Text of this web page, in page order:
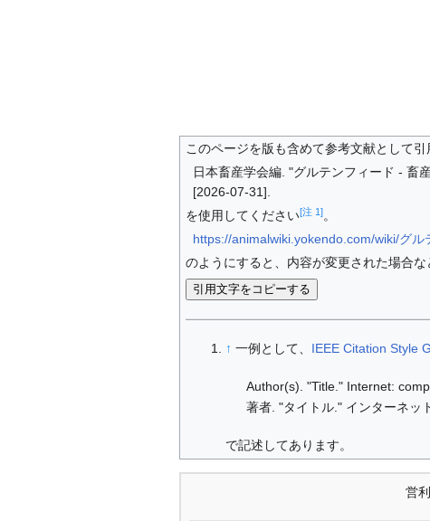
このページを版も含めて参考文献として引
日本畜産学会編. "グルテンフィード - 畜
[2026-07-31].
を使用してください[注 1]。
https://animalwiki.yokendo.com/wiki/グル
のようにすると、内容が変更された場合
引用文字をコピーする
↑ 一例として、 IEEE Citation Style
Author(s). "Title." Internet:
著者. "タイトル." インターネッ
で記述してあります。
営